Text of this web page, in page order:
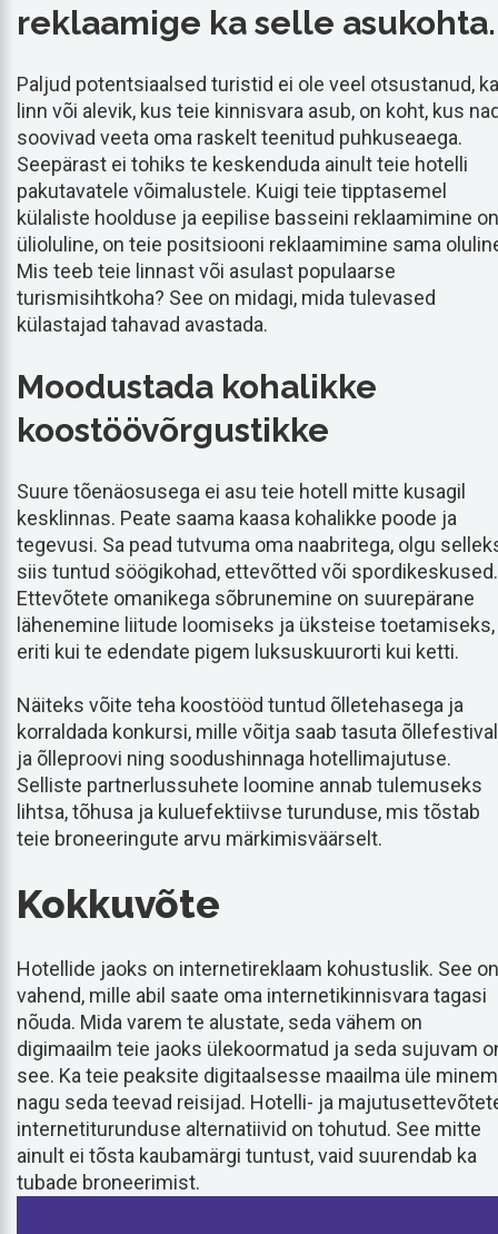
reklaamige ka selle asukohta.
Paljud potentsiaalsed turistid ei ole veel otsustanud,
linn või alevik, kus teie kinnisvara asub, on koht, kus
soovivad veeta oma raskelt teenitud puhkuseaega.
Seepärast ei tohiks te keskenduda ainult teie hotelli
pakutavatele võimalustele. Kuigi teie tipptasemel
külaliste hoolduse ja eepilise basseini reklaamimine on
ülioluline, on teie positsiooni reklaamimine sama
Mis teeb teie linnast või asulast populaarse
turismisihtkoha? See on midagi, mida tulevased
külastajad tahavad avastada.
Moodustada kohalikke
koostöövõrgustikke
Suure tõenäosusega ei asu teie hotell mitte kusagil
kesklinnas. Peate saama kaasa kohalikke poode ja
tegevusi. Sa pead tutvuma oma naabritega, olgu
siis tuntud söögikohad, ettevõtted või spordikeskused.
Ettevõtete omanikega sõbrunemine on suurepärane
lähenemine liitude loomiseks ja üksteise toetamiseks,
eriti kui te edendate pigem luksuskuurorti kui ketti.
Näiteks võite teha koostööd tuntud õlletehasega ja
korraldada konkursi, mille võitja saab tasuta
ja õlleproovi ning soodushinnaga hotellimajutuse.
Selliste partnerlussuhete loomine annab tulemuseks
lihtsa, tõhusa ja kuluefektiivse turunduse, mis tõstab
teie broneeringute arvu märkimisväärselt.
Kokkuvõte
Hotellide jaoks on internetireklaam kohustuslik. See on
vahend, mille abil saate oma internetikinnisvara tagasi
nõuda. Mida varem te alustate, seda vähem on
digimaailm teie jaoks ülekoormatud ja seda sujuvam
see. Ka teie peaksite digitaalsesse maailma üle
nagu seda teevad reisijad. Hotelli- ja
internetiturunduse alternatiivid on tohutud. See mitte
ainult ei tõsta kaubamärgi tuntust, vaid suurendab ka
tubade broneerimist.